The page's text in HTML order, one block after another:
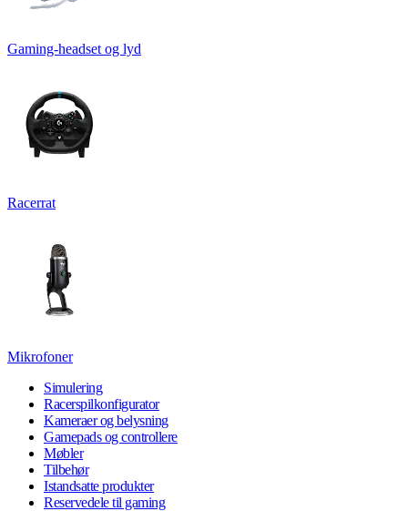
Gaming-headset og lyd
Racerrat
Mikrofoner
Simulering
Racerspilkonfigurator
Kameraer og belysning
Gamepads og controllere
Møbler
Tilbehør
Istandsatte produkter
Reservedele til gaming